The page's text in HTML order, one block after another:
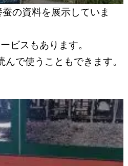
の資料を展示していま
ビスもあります。
で使うこともできます。